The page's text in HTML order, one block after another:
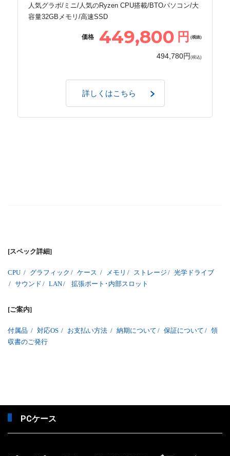
人気グラボ/ミニ/人気のRyzen CPU搭載/BTOパソコン/大
容量32GBメモリ/高速SSD
価格 449,800 円 (税抜)
494,780円 (税込)
詳しくはこちら
[スペック詳細]
CPU / グラフィック / ケース / メモリ / ストレージ / 光学ドライブ
/ サウンド / LAN/ 拡張ポート･内部スロット
[ご案内]
付属品 / 対応OS / お支払い方法 / 納期について / 保証について / 領
収書のご発行
PCケース